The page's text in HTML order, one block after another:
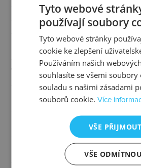
Specifikace
osazení
1x diamant I3/H
Určen pro ženy
s kamínkem
zlatá, čirá
40 - 45 cm
16 x 13 mm
Tyto webové
používají soubory
Tyto webové stránky
cookie ke zlepšení
Používáním našich
souhlasíte se všemi soubory
souladu s našimi zásadami
souborů cookie.Více
VŠE PŘIJMOUT
VŠE